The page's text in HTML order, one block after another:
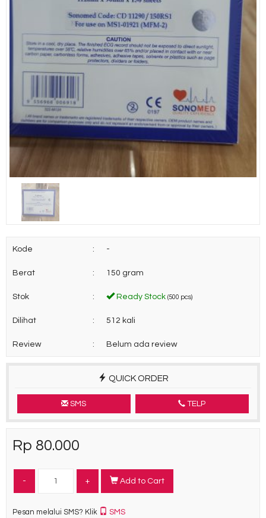
Kode : -
Berat : 150 gram
Stok : Ready Stock (500 pcs)
Dilihat : 512 kali
Review : Belum ada review
QUICK ORDER
SMS TELP
Rp 80.000
- + Add to Cart
Pesan melalui SMS? Klik SMS